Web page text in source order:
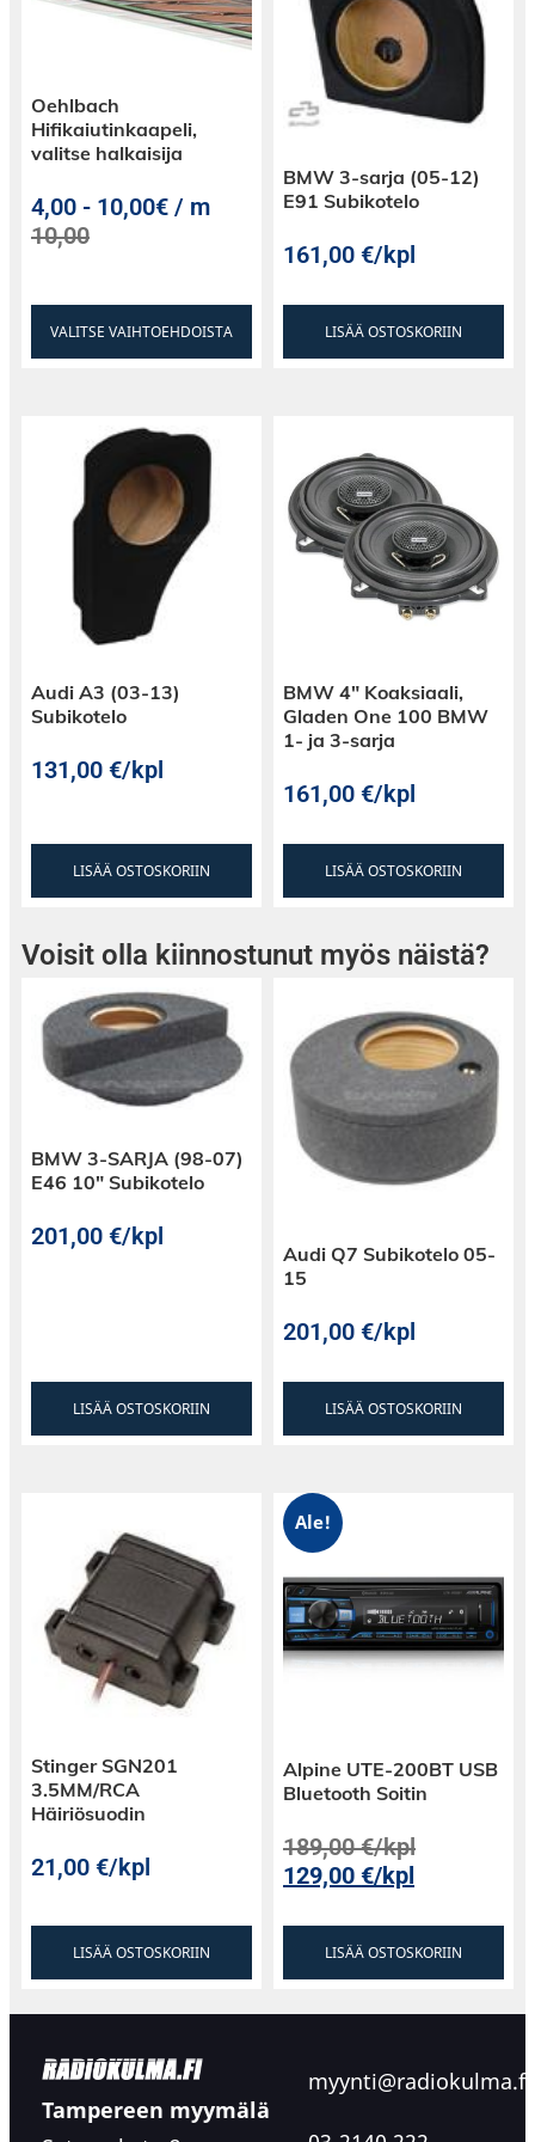
Oehlbach
Hifikaiutinkaapeli,
valitse halkaisija
4,00 - 10,00€ / m
10,00
VALITSE VAIHTOEHDOISTA
BMW 3-sarja (05-12)
E91 Subikotelo
161,00€/kpl
LISÄÄ OSTOSKORIIN
Audi A3 (03-13)
Subikotelo
131,00€/kpl
LISÄÄ OSTOSKORIIN
BMW 4″ Koaksiaali,
Gladen One 100 BMW
1- ja 3-sarja
161,00€/kpl
LISÄÄ OSTOSKORIIN
Voisit olla kiinnostunut myös näistä?
BMW 3-SARJA (98-07)
E46 10″ Subikotelo
201,00€/kpl
LISÄÄ OSTOSKORIIN
Audi Q7 Subikotelo 05-
15
201,00€/kpl
LISÄÄ OSTOSKORIIN
Stinger SGN201
3.5MM/RCA
Häiriösuodin
21,00€/kpl
LISÄÄ OSTOSKORIIN
Ale!
Alpine UTE-200BT USB
Bluetooth Soitin
189,00€/kpl
129,00€/kpl
LISÄÄ OSTOSKORIIN
Tampereen myymälä
myynti@radiokulma.fi